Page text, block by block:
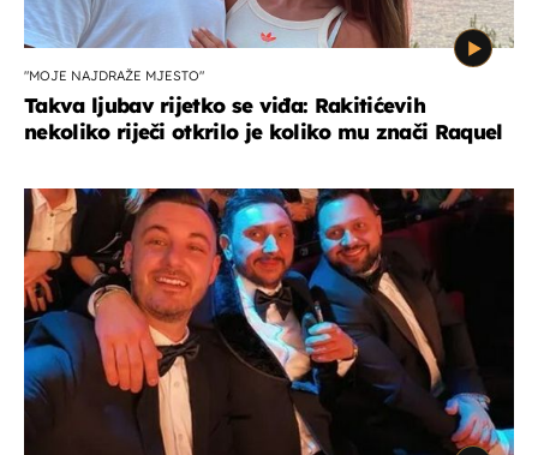
"MOJE NAJDRAŽE MJESTO"
Takva ljubav rijetko se viđa: Rakitićevih
nekoliko riječi otkrilo je koliko mu znači Raquel